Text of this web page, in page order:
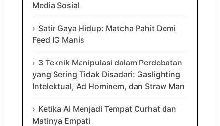
Media Sosial
Satir Gaya Hidup: Matcha Pahit Demi
Feed IG Manis
3 Teknik Manipulasi dalam Perdebatan
yang Sering Tidak Disadari: Gaslighting
Intelektual, Ad Hominem, dan Straw Man
Ketika AI Menjadi Tempat Curhat dan
Matinya Empati